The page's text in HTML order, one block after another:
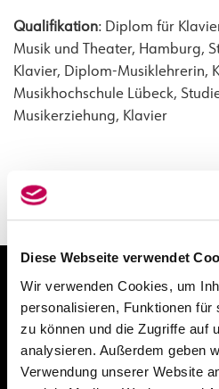
Diese Webseite verwendet
Wir verwenden Cookies, um
personalisieren, Funktionen für
zu können und die Zugriffe auf
analysieren. Außerdem geben
Verwendung unserer Website
Qualifikation: Diplom für
Musik und Theater, Hamburg,
Klavier, Diplom-Musiklehrerin,
Musikhochschule Lübeck,
Musikerziehung, Klavier
Bild wurde zur Verfügung
Kontakt
Hamburger Konservatorium